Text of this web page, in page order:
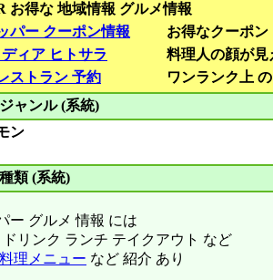
お得な 地域情報 グルメ情報
パー クーポン情報
お得なクーポ
ィア ヒトサラ
料理人の顔が
ストラン 予約 ワンランク上
ャンル (系統)
ン
類 (系統)
ー グルメ 情報 には
ドリンク ランチ テイクアウト など
理メニュー など 紹介 あり